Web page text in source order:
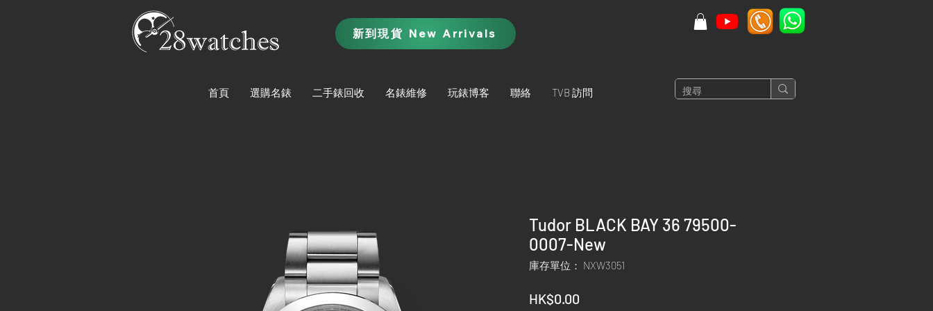
新到現貨 New Arrivals
首頁 選購名錶 二手錶回收 名錶維修 玩錶博客 聯絡 TVB 訪問
Tudor BLACK BAY 36 79500-
0007-New
庫存單位： NXW3051
HK$0.00